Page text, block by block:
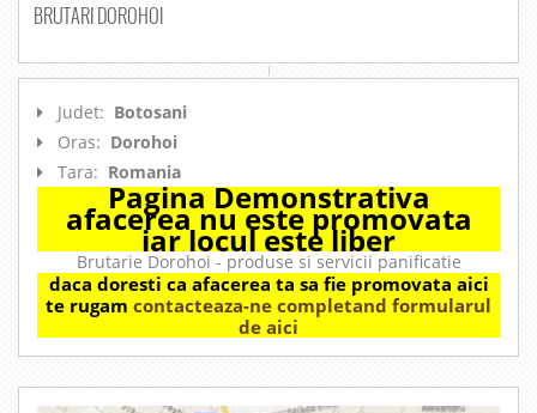
BRUTARI DOROHOI
Judet: Botosani
Oras: Dorohoi
Tara: Romania
Pagina Demonstrativa
afacerea nu este promovata
iar locul este liber
Brutarie Dorohoi - produse si servicii panificatie
daca doresti ca afacerea ta sa fie promovata aici
te rugam contacteaza-ne completand formularul
de aici